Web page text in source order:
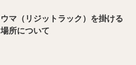
ウマ（リジットラック）を掛ける
場所について